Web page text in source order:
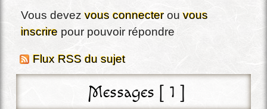
Inscription
Connexion
Vous devezvous connecterouvous
inscrire pour pouvoir répondre
Flux RSS du sujet
Messages [ 1 ]